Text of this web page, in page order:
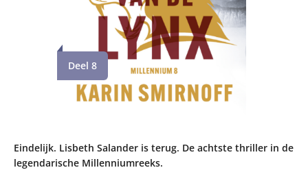
Deel 8
Eindelijk. Lisbeth Salander is terug. De achtste thriller in de
legendarische Millenniumreeks.